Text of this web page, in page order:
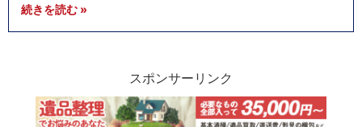
続きを読む »
スポンサーリンク